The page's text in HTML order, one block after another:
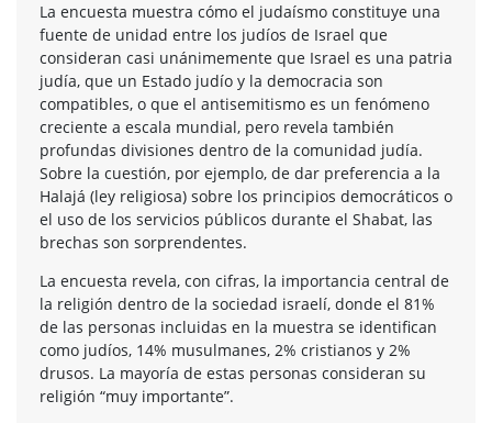
La encuesta muestra cómo el judaísmo constituye una
fuente de unidad entre los judíos de Israel que
consideran casi unánimemente que Israel es una patria
judía, que un Estado judío y la democracia son
compatibles, o que el antisemitismo es un fenómeno
creciente a escala mundial, pero revela también
profundas divisiones dentro de la comunidad judía.
Sobre la cuestión, por ejemplo, de dar preferencia a la
Halajá (ley religiosa) sobre los principios democráticos o
el uso de los servicios públicos durante el Shabat, las
brechas son sorprendentes.
La encuesta revela, con cifras, la importancia central de
la religión dentro de la sociedad israelí, donde el 81%
de las personas incluidas en la muestra se identifican
como judíos, 14% musulmanes, 2% cristianos y 2%
drusos. La mayoría de estas personas consideran su
religión “muy importante”.